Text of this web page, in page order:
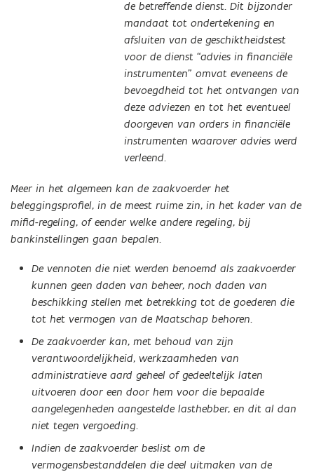
de betreffende dienst. Dit bijzonder
mandaat tot ondertekening en
afsluiten van de geschiktheidstest
voor de dienst “advies in financiële
instrumenten” omvat eveneens de
bevoegdheid tot het ontvangen van
deze adviezen en tot het eventueel
doorgeven van orders in financiële
instrumenten waarover advies werd
verleend.
Meer in het algemeen kan de zaakvoerder het
beleggingsprofiel, in de meest ruime zin, in het kader van de
mifid-regeling, of eender welke andere regeling, bij
bankinstellingen gaan bepalen.
De vennoten die niet werden benoemd als zaakvoerder
kunnen geen daden van beheer, noch daden van
beschikking stellen met betrekking tot de goederen die
tot het vermogen van de Maatschap behoren.
De zaakvoerder kan, met behoud van zijn
verantwoordelijkheid, werkzaamheden van
administratieve aard geheel of gedeeltelijk laten
uitvoeren door een door hem voor die bepaalde
aangelegenheden aangestelde lasthebber, en dit al dan
niet tegen vergoeding.
Indien de zaakvoerder beslist om de
vermogensbestanddelen die deel uitmaken van de